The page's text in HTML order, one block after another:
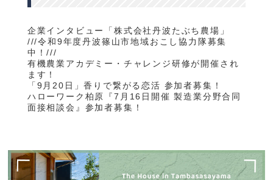
企業インタビュー「株式会社丹波たぶち農場」
///令和9年度丹波篠山市地域おこし協力隊募集
中！///
有機農業アカデミー・チャレンジ研修が開催され
ます！
「9月20日」香りで繋がる恋活 参加者募集！
ハローワーク柏原『7月16日開催 製造業分野合同
面接相談会』参加者募集！